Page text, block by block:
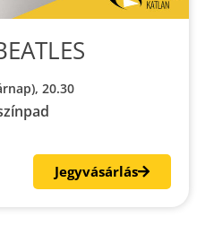
20.30
Jegyvásárlás